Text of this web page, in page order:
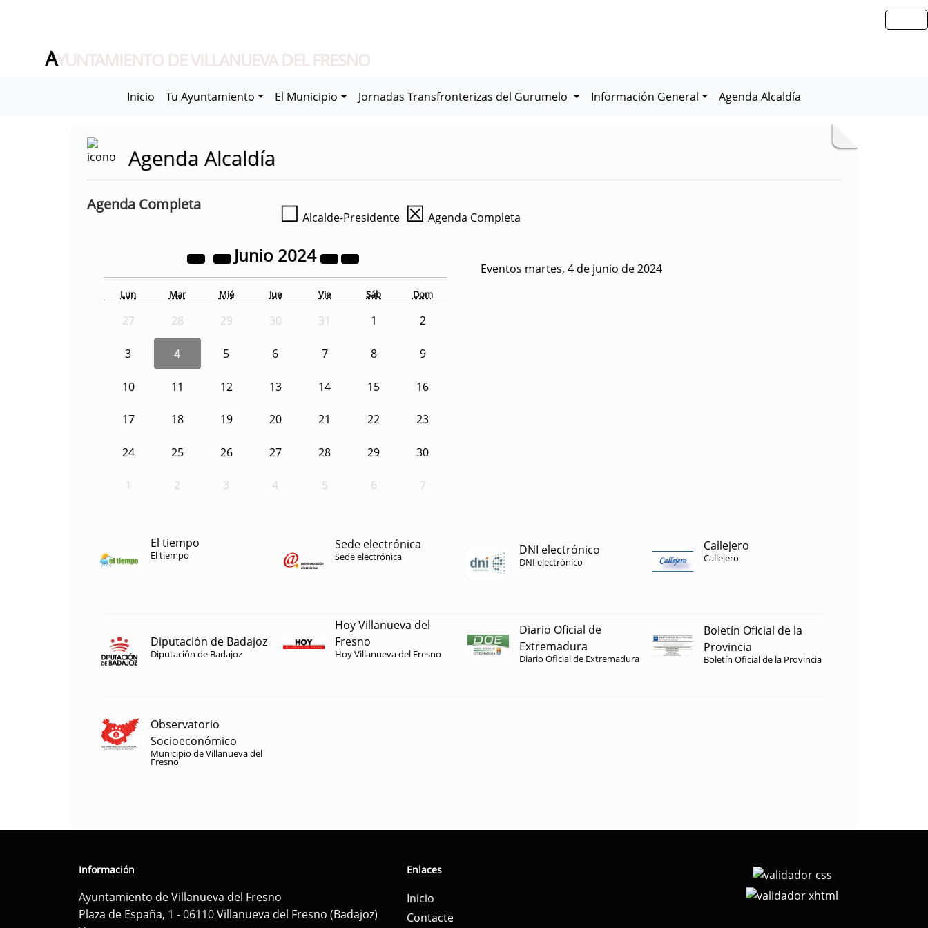
AYUNTAMIENTO DE VILLANUEVA DEL FRESNO
Inicio Tu Ayuntamiento El Municipio Jornadas Transfronterizas del Gurumelo Información General Agenda Alcaldía
Agenda Alcaldía
Agenda Completa ☐ Alcalde-Presidente ☒ Agenda Completa
Junio 2024
Lun Mar Mié Jue Vie Sáb Dom
27 28 29 30 31 1 2
3 4 5 6 7 8 9
10 11 12 13 14 15 16
17 18 19 20 21 22 23
24 25 26 27 28 29 30
1 2 3 4 5 6 7
Eventos martes, 4 de junio de 2024
El tiempo
El tiempo
Sede electrónica
Sede electrónica DNI electrónico
DNI electrónico
Callejero
Callejero
Diputación de Badajoz
Diputación de Badajoz
Hoy Villanueva del
Fresno
Hoy Villanueva del Fresno
Diario Oficial de
Extremadura
Diario Oficial de Extremadura
Boletín Oficial de la
Provincia
Boletín Oficial de la Provincia
Observatorio
Socioeconómico
Municipio de Villanueva del
Fresno
Información
Ayuntamiento de Villanueva del Fresno
Plaza de España, 1 - 06110 Villanueva del Fresno (Badajoz)
Enlaces
Inicio
Contacte